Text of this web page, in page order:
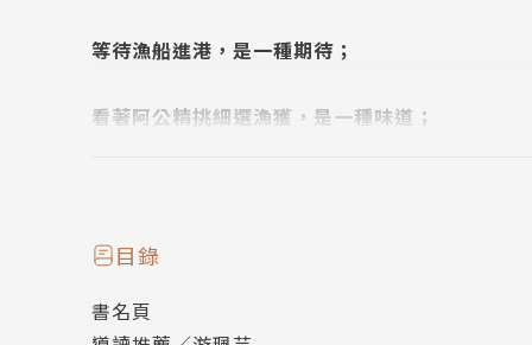
等待漁船進港，是一種期待；
看著阿公精挑細選漁獲，是一種味道；
而阿公，阿公是我最愛最愛的人……
臺灣環海，有許多漁產，漁港的環境極為特殊有
目錄
書名頁